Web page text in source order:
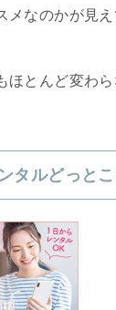
メなのかが見え
ほとんど変わら
タルどっと